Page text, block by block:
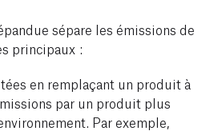
sépare les émissions de
principaux :
en remplaçant un produit à
par un produit plus
Par exemple,